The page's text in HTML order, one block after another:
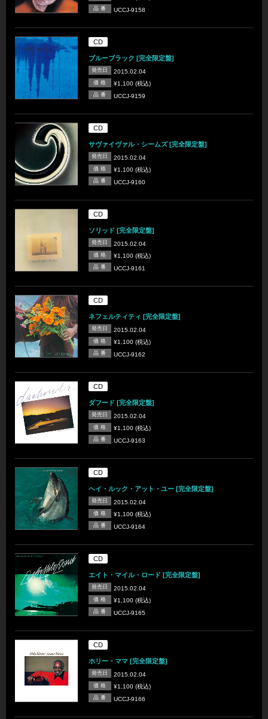
品 番 UCCJ-9158
CD
ブルーブラック [完全限定盤]
発売日 2015.02.04
価 格 ¥1,100 (税込)
品 番 UCCJ-9159
CD
サヴァイヴァル・シームズ [完全限定盤]
発売日 2015.02.04
価 格 ¥1,100 (税込)
品 番 UCCJ-9160
CD
ソリッド [完全限定盤]
発売日 2015.02.04
価 格 ¥1,100 (税込)
品 番 UCCJ-9161
CD
ネフェルティティ [完全限定盤]
発売日 2015.02.04
価 格 ¥1,100 (税込)
品 番 UCCJ-9162
CD
ダフード [完全限定盤]
発売日 2015.02.04
価 格 ¥1,100 (税込)
品 番 UCCJ-9163
CD
ヘイ・ルック・アット・ユー [完全限定盤]
発売日 2015.02.04
価 格 ¥1,100 (税込)
品 番 UCCJ-9164
CD
エイト・マイル・ロード [完全限定盤]
発売日 2015.02.04
価 格 ¥1,100 (税込)
品 番 UCCJ-9165
CD
ホリー・ママ [完全限定盤]
発売日 2015.02.04
価 格 ¥1,100 (税込)
品 番 UCCJ-9166